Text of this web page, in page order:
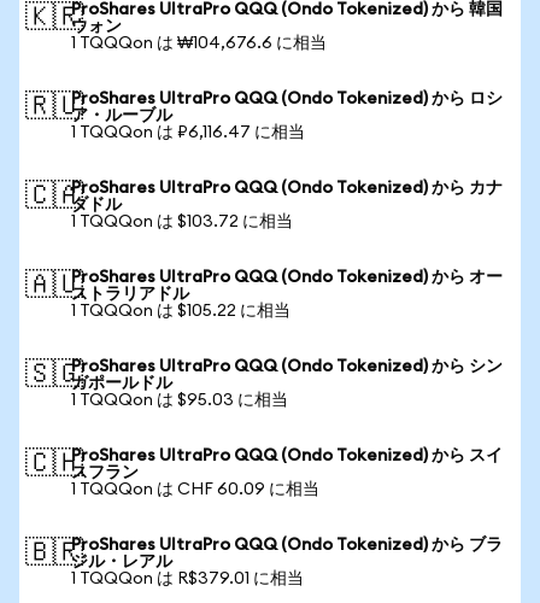
🇰🇷ProShares UltraPro QQQ (Ondo Tokenized) から 韓国
ウォン
1 TQQQon は ₩104,676.6 に相当
🇷🇺ProShares UltraPro QQQ (Ondo Tokenized) から ロシ
ア・ルーブル
1 TQQQon は ₽6,116.47 に相当
🇨🇦ProShares UltraPro QQQ (Ondo Tokenized) から カナ
ダドル
1 TQQQon は $103.72 に相当
🇦🇺ProShares UltraPro QQQ (Ondo Tokenized) から オー
ストラリアドル
1 TQQQon は $105.22 に相当
🇸🇬ProShares UltraPro QQQ (Ondo Tokenized) から シン
ガポールドル
1 TQQQon は $95.03 に相当
🇨🇭ProShares UltraPro QQQ (Ondo Tokenized) から スイ
スフラン
1 TQQQon は CHF 60.09 に相当
🇧🇷ProShares UltraPro QQQ (Ondo Tokenized) から ブラ
ジル・レアル
1 TQQQon は R$379.01 に相当